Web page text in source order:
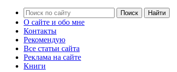
О сайте и обо мне
Контакты
Рекомендую
Все статьи сайта
Реклама на сайте
Книги